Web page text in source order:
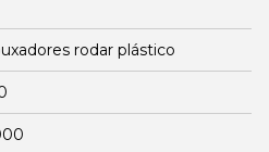
rodar plástico